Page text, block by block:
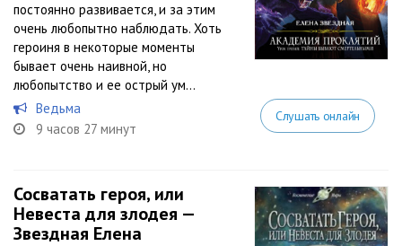
постоянно развивается, и за этим
очень любопытно наблюдать. Хоть
героиня в некоторые моменты
бывает очень наивной, но
любопытство и ее острый ум...
Ведьма
9 часов 27 минут
Слушать онлайн
Сосватать героя, или
Невеста для злодея —
Звездная Елена